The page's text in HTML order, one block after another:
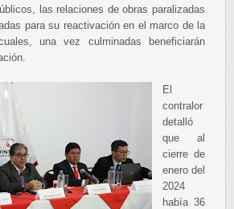
las relaciones de obras paralizadas
para su reactivación en el marco de la
una vez culminadas beneficiarán
El
contralor
detalló
que al
cierre de
enero del
2024
había 36